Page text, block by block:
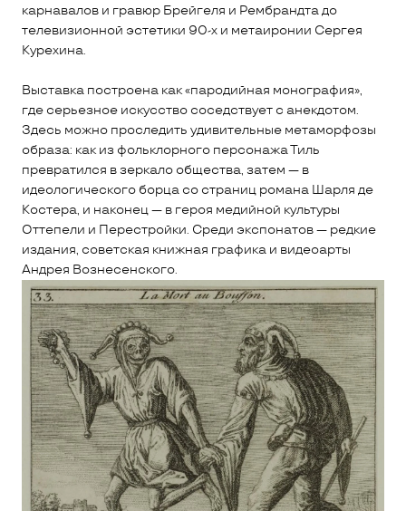
карнавалов и гравюр Брейгеля и Рембрандта до
телевизионной эстетики 90-х и метаиронии Сергея
Курехина.
Выставка построена как «пародийная монография»,
где серьезное искусство соседствует с анекдотом.
Здесь можно проследить удивительные метаморфозы
образа: как из фольклорного персонажа Тиль
превратился в зеркало общества, затем — в
идеологического борца со страниц романа Шарля де
Костера, и наконец — в героя медийной культуры
Оттепели и Перестройки. Среди экспонатов — редкие
издания, советская книжная графика и видеоарты
Андрея Вознесенского.